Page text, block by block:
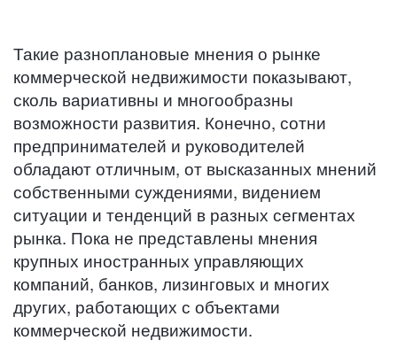
Такие разноплановые мнения о рынке
коммерческой недвижимости показывают,
сколь вариативны и многообразны
возможности развития. Конечно, сотни
предпринимателей и руководителей
обладают отличным, от высказанных мнений
собственными суждениями, видением
ситуации и тенденций в разных сегментах
рынка. Пока не представлены мнения
крупных иностранных управляющих
компаний, банков, лизинговых и многих
других, работающих с объектами
коммерческой недвижимости.